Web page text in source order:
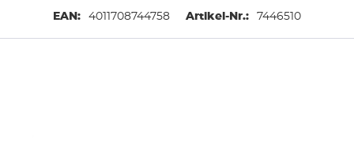
EAN: 4011708744758 Artikel-Nr.: 7446510